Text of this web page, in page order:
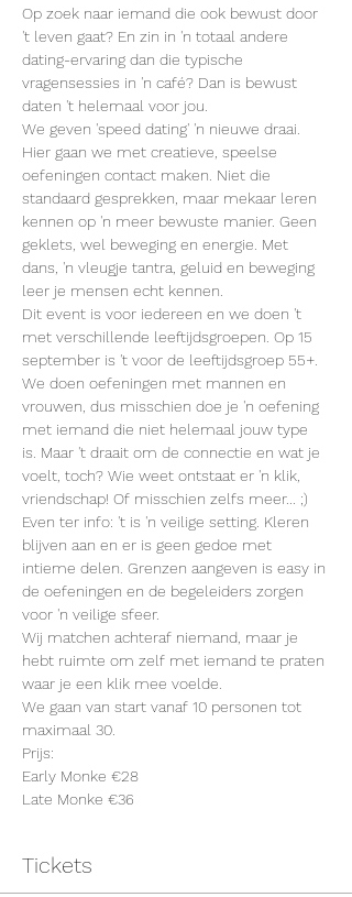
Op zoek naar iemand die ook bewust door
't leven gaat? En zin in 'n totaal andere
dating-ervaring dan die typische
vragensessies in 'n café? Dan is bewust
daten 't helemaal voor jou.
We geven 'speed dating' 'n nieuwe draai.
Hier gaan we met creatieve, speelse
oefeningen contact maken. Niet die
standaard gesprekken, maar mekaar leren
kennen op 'n meer bewuste manier. Geen
geklets, wel beweging en energie. Met
dans, 'n vleugje tantra, geluid en beweging
leer je mensen echt kennen.
Dit event is voor iedereen en we doen 't
met verschillende leeftijdsgroepen. Op 15
september is 't voor de leeftijdsgroep 55+.
We doen oefeningen met mannen en
vrouwen, dus misschien doe je 'n oefening
met iemand die niet helemaal jouw type
is. Maar 't draait om de connectie en wat je
voelt, toch? Wie weet ontstaat er 'n klik,
vriendschap! Of misschien zelfs meer... ;)
Even ter info: 't is 'n veilige setting. Kleren
blijven aan en er is geen gedoe met
intieme delen. Grenzen aangeven is easy in
de oefeningen en de begeleiders zorgen
voor 'n veilige sfeer.
Wij matchen achteraf niemand, maar je
hebt ruimte om zelf met iemand te praten
waar je een klik mee voelde.
We gaan van start vanaf 10 personen tot
maximaal 30.
Prijs:
Early Monke €28
Late Monke €36
Tickets